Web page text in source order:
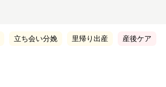
立ち会い分娩 里帰り出産 産後ケア